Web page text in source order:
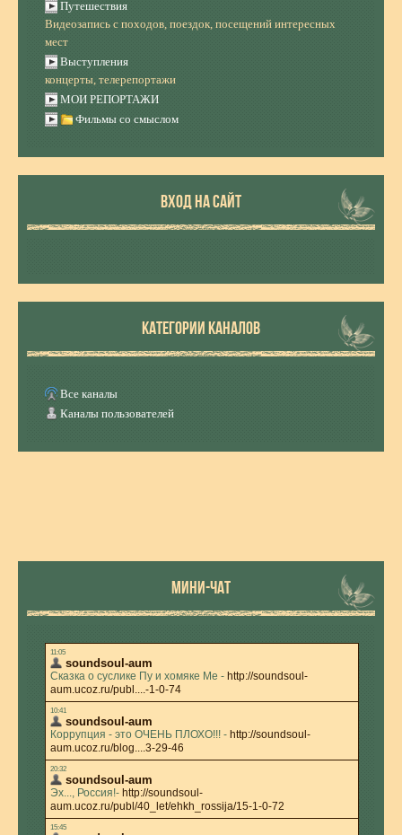
Путешествия
Видеозапись с походов, поездок, посещений интересных
мест
Выступления
концерты, телерепортажи
МОИ РЕПОРТАЖИ
Фильмы со смыслом
ВХОД НА САЙТ
КАТЕГОРИИ КАНАЛОВ
Все каналы
Каналы пользователей
МИНИ-ЧАТ